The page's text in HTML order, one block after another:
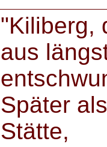
"Kiliberg,
aus
Später
Stätte,